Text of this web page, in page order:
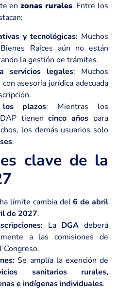
en zonas rurales. Entre los
y tecnológicas: Muchos
Raíces aún no están
la gestión de trámites.
servicios legales: Muchos
asesoría jurídica adecuada
plazos: Mientras los
tienencinco años para
los demás usuarios solo
.
clave de la
límite cambia del6 de abril
de 2027.
La DGA deberá
a las comisiones de
Congreso.
Se amplía la exención de
sanitarios rurales,
e indígenas individuales.